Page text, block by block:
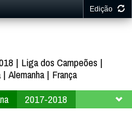
Edição
Liga dos Campeões
Alemanha
França
2017-2018